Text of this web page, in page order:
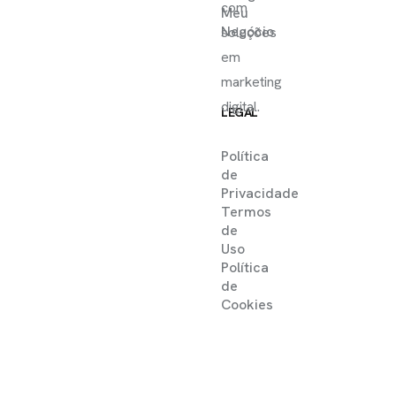
Meu
Negócio
LEGAL
Política
de
Privacidade
Termos
de
Uso
Política
de
Cookies
com
soluções
em
marketing
digital.